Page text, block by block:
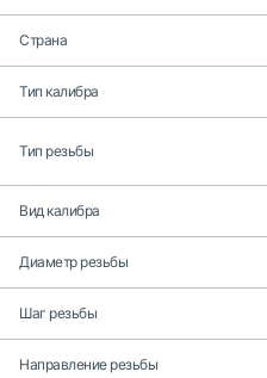
Страна
Тип калибра
Тип резьбы
Вид калибра
Диаметр резьбы
Шаг резьбы
Направление резьбы